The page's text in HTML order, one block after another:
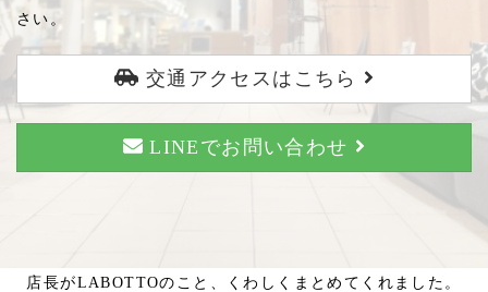
さい。
交通アクセスはこちら
LINEでお問い合わせ
店長がLABOTTOのこと、くわしくまとめてくれました。